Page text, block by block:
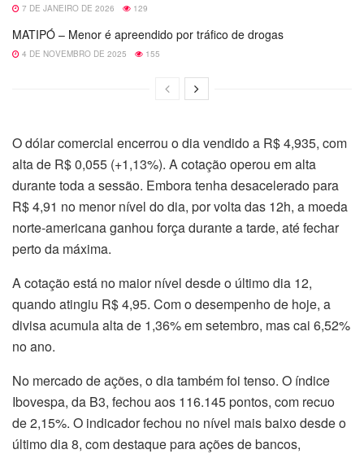
7 DE JANEIRO DE 2026 129
MATIPÓ – Menor é apreendido por tráfico de drogas
4 DE NOVEMBRO DE 2025 155
O dólar comercial encerrou o dia vendido a R$ 4,935, com
alta de R$ 0,055 (+1,13%). A cotação operou em alta
durante toda a sessão. Embora tenha desacelerado para
R$ 4,91 no menor nível do dia, por volta das 12h, a moeda
norte-americana ganhou força durante a tarde, até fechar
perto da máxima.
A cotação está no maior nível desde o último dia 12,
quando atingiu R$ 4,95. Com o desempenho de hoje, a
divisa acumula alta de 1,36% em setembro, mas cai 6,52%
no ano.
No mercado de ações, o dia também foi tenso. O índice
Ibovespa, da B3, fechou aos 116.145 pontos, com recuo
de 2,15%. O indicador fechou no nível mais baixo desde o
último dia 8, com destaque para ações de bancos,